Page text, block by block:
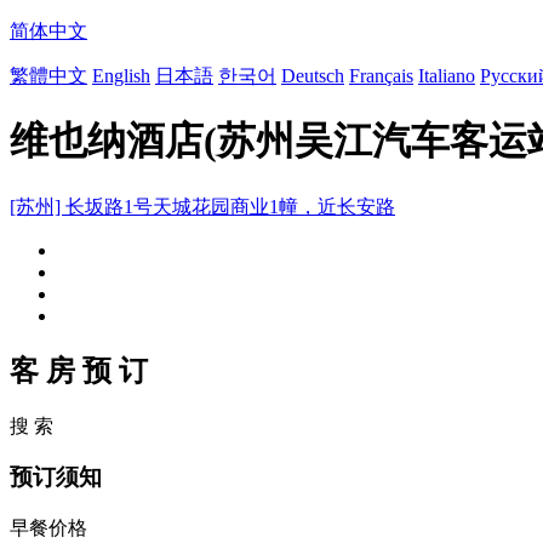
简体中文
繁體中文 English 日本語 한국어 Deutsch Français Italiano
维也纳酒店(苏州吴江汽车客运
[苏州] 长坂路1号天城花园商业1幢，近长安路
客 房 预 订
搜 索
预订须知
早餐价格